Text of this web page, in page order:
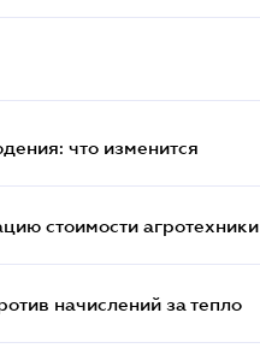
что изменится
стоимости агротехники
начислений за тепло